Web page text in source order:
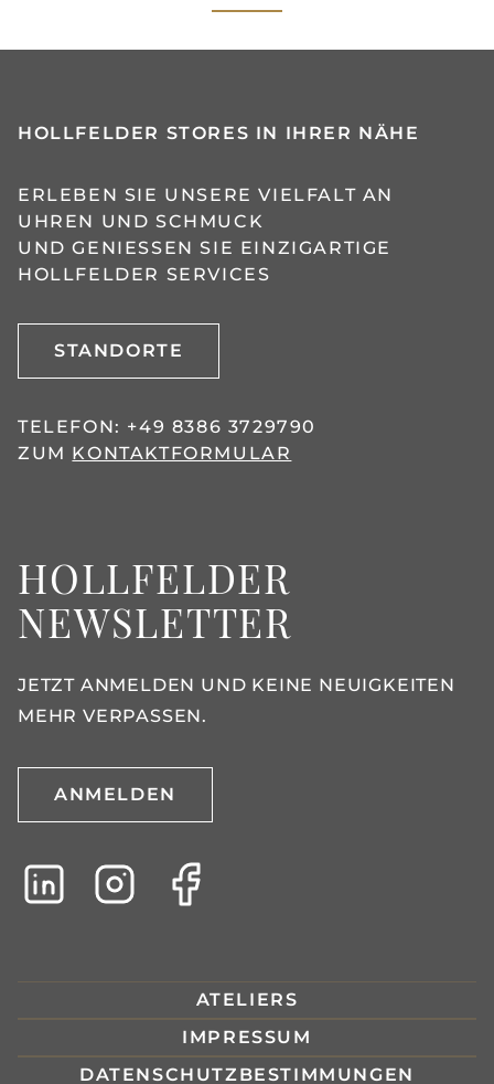
HOLLFELDER STORES IN IHRER NÄHE
ERLEBEN SIE UNSERE VIELFALT AN
UHREN UND SCHMUCK
UND GENIESSEN SIE EINZIGARTIGE H
OLLFELDER SERVICES
STANDORTE
TELEFON: +49 8386 3729790
ZUM KONTAKTFORMULAR
HOLLFELDER
NEWSLETTER
JETZT ANMELDEN UND KEINE NEUIGKEITEN
MEHR VERPASSEN.
ANMELDEN
ATELIERS
IMPRESSUM
DATENSCHUTZBESTIMMUNGEN